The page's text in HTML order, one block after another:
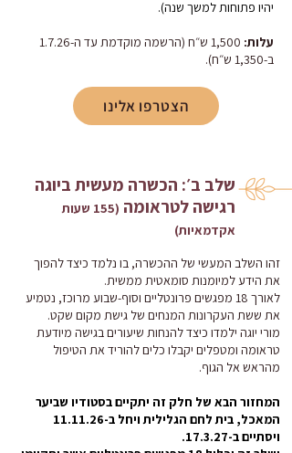
יהיו פתוחות למשך שנה).
עלות:
1,500 ש״ח (הרשמה מוקדמת עד ה-1.7.26
ב-1,350 ש״ח).
הצטרפו אלינו
שלב ב׳: הכשרה מעשית ביוגה
רגישה לטראומה
(155 שעות
אקדמאיות)
זהו השלב המעשי של ההכשרה, בו נלמד כיצד להפוך
את הידע למיומנות סומאטית ממשית.
לאורך 18 מפגשים פרונטליים וסוף-שבוע מרוכז, נטמיע
את ששת העקרונות המנחים של גישת מקום שקט.
מורי יוגה ילמדו כיצד להנחות שיעורים בגישה מיודעת
טראומה ומטפלים יקבלו כלים להוריד את הטיפול
מהראש אל הגוף.
המחזור הבא של חלק זה יתקיים בסטודיו שביער
המאכל, בית לחם הגלילית ויחל ב-11.11.26
ויסתיים ב-17.3.27.